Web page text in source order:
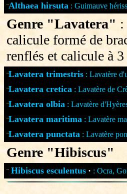
¨Althaea hirsuta : Guimauve
Genre "Lavatera"
calicule formé de
renflés et calicule à
¨Lavatera trimestris : Lavatère
¨Lavatera cretica : Lavatère de
¨Lavatera olbia : Lavatère
¨Lavatera maritima : Lavatère
¨Lavatera punctata : Lavatère
Genre "Hibiscus"
¨ Hibiscus esculentus · : Ocra,